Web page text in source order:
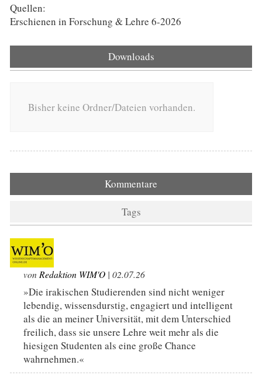
Quellen:
Erschienen in Forschung & Lehre 6-2026
Downloads
Bisher keine Ordner/Dateien vorhanden.
Kommentare
Tags
von Redaktion WIM'O | 02.07.26
»Die irakischen Studierenden sind nicht weniger
lebendig, wissensdurstig, engagiert und intelligent
als die an meiner Universität, mit dem Unterschied
freilich, dass sie unsere Lehre weit mehr als die
hiesigen Studenten als eine große Chance
wahrnehmen.«